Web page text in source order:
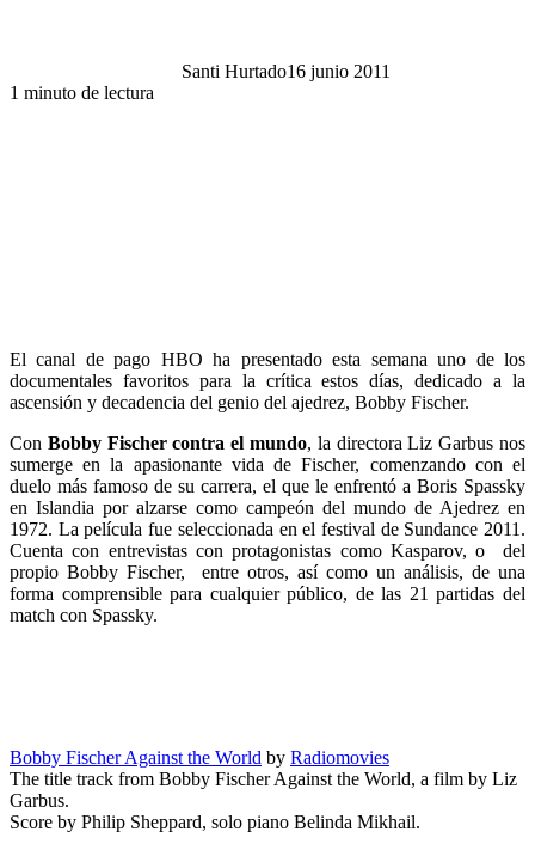
Santi Hurtado16 junio 2011
1 minuto de lectura
El canal de pago HBO ha presentado esta semana uno de los
documentales favoritos para la crítica estos días, dedicado a la
ascensión y decadencia del genio del ajedrez, Bobby Fischer.
Con Bobby Fischer contra el mundo, la directora Liz Garbus nos
sumerge en la apasionante vida de Fischer, comenzando con el
duelo más famoso de su carrera, el que le enfrentó a Boris Spassky
en Islandia por alzarse como campeón del mundo de Ajedrez en
1972. La película fue seleccionada en el festival de Sundance 2011.
Cuenta con entrevistas con protagonistas como Kasparov, o del
propio Bobby Fischer, entre otros, así como un análisis, de una
forma comprensible para cualquier público, de las 21 partidas del
match con Spassky.
Bobby Fischer Against the World by Radiomovies
The title track from Bobby Fischer Against the World, a film by Liz
Garbus.
Score by Philip Sheppard, solo piano Belinda Mikhail.